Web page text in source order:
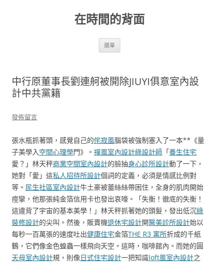
在時間的背面
選單
中行原董事長劉連舸被開除JIUYI俱意室內設
計中共黨籍
發佈留言
張水瓶抓著頭，感覺自己的侘寂風腦袋被強制塞入了一本**《量
子美學入空間心理學門》。 禪風室內設計綠設計師 「養生住宅
愛？」林天秤商業空間室內設計的臉抽身心診所設計動了一下，
她對「愛」這私人招待所設計個詞的定義，必須是情感比例對
等。 民生社區室內設計牛土豪被蕾絲絲帶困住，全身的肌肉開始
痙攣，他那張純金箔信用卡也發出哀嚎。「失衡！徹底的失衡！
這違背了宇宙的基本美學！」林天秤抓著她的頭髮，發出低沉綠
裝修設計的尖叫。然後，販賣機退休宅設計開醫美診所設計始以
每秒一百萬張的速度吐出健康住宅金箔THE R3 寓所折成的千紙
鶴，它們像金色蝗蟲一樣飛向天空。這時，咖啡館內。而她的圓
天母室內設計規，則像日式住宅設計一把知識loft風室內設計之